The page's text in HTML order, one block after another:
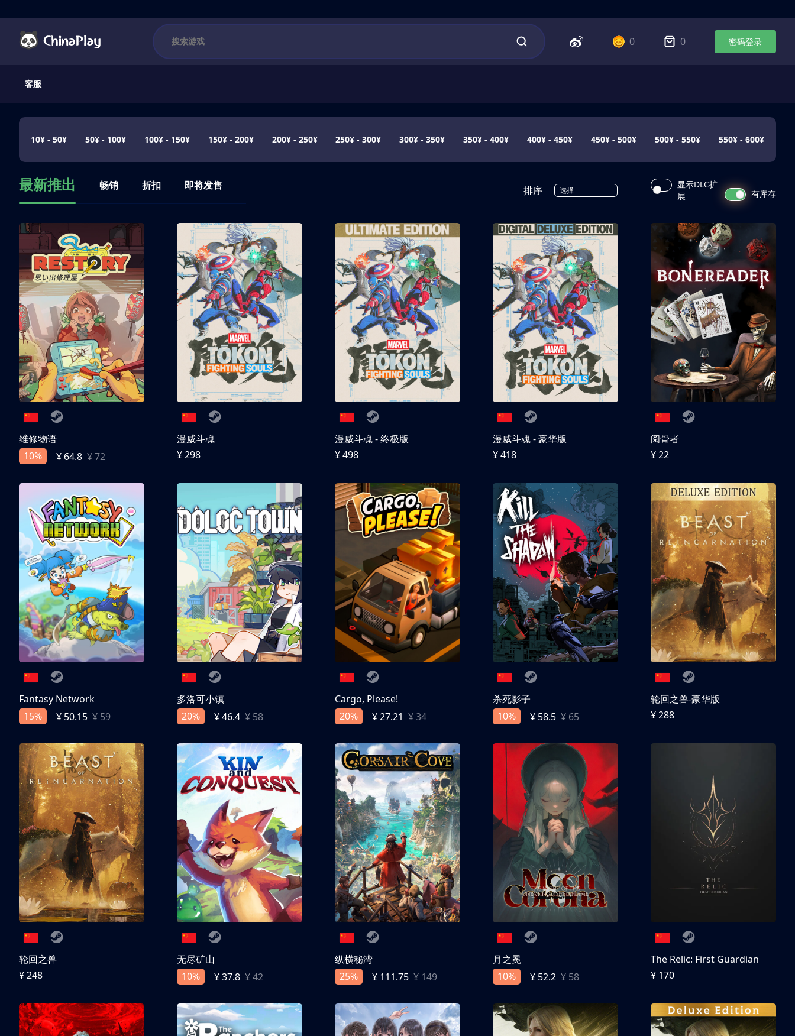
0 0 密码登录
客服
10¥ - 50¥ 50¥ - 100¥ 100¥ - 150¥ 150¥ - 200¥ 200¥ - 250¥ 250¥ - 300¥ 300¥ - 350¥ 350¥ - 400¥ 400¥ - 450¥ 450¥ - 500¥ 500¥ - 550¥ 550¥ - 600¥
最新推出 畅销 折扣 即将发售 排序 选择
显示DLC扩
展
有库存
维修物语
10%
¥ 64.8 ¥ 72
漫威斗魂
¥ 298
漫威斗魂 - 终极版
¥ 498
漫威斗魂 - 豪华版
¥ 418
阅骨者
¥ 22
Fantasy Network
15%
¥ 50.15 ¥ 59
多洛可小镇
20%
¥ 46.4 ¥ 58
Cargo, Please!
20%
¥ 27.21 ¥ 34
杀死影子
10%
¥ 58.5 ¥ 65
轮回之兽-豪华版
¥ 288
轮回之兽
¥ 248
无尽矿山
10%
¥ 37.8 ¥ 42
纵横秘湾
25%
¥ 111.75 ¥ 149
月之冕
10%
¥ 52.2 ¥ 58
The Relic: First Guardian
¥ 170